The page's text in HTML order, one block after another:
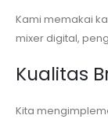
Kami memakai
mixer digital,
Kualitas
Kita